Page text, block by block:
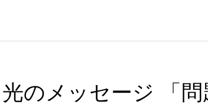
光のメッセージ 「問